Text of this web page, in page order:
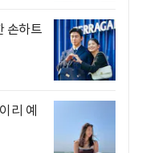
손하트
리 예